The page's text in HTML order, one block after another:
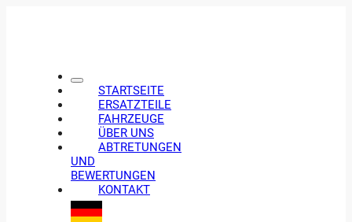
STARTSEITE
ERSATZTEILE
FAHRZEUGE
ÜBER UNS
ABTRETUNGEN
UND
BEWERTUNGEN
KONTAKT